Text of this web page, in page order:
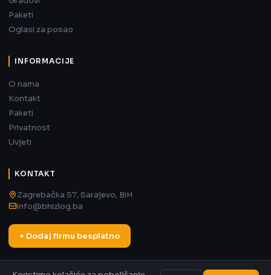
Paketi
Oglasi za posao
INFORMACIJE
O nama
Kontakt
Paketi
Privatnost
Uvjeti
KONTAKT
Zagrebačka 57, Sarajevo, BiH
info@bhizlog.ba
+ Dodaj firmu besplatno